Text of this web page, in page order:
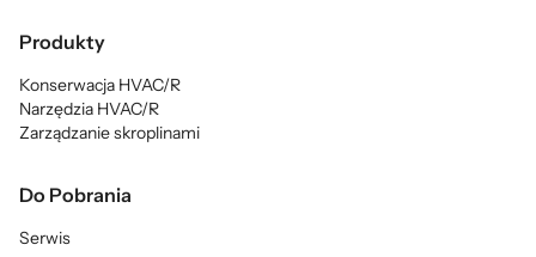
Produkty
Konserwacja HVAC/R
Narzędzia HVAC/R
Zarządzanie skroplinami
Do Pobrania
Serwis